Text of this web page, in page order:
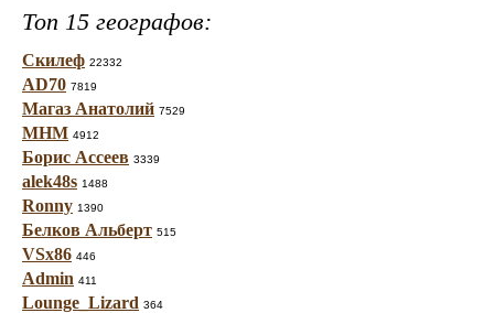
Топ 15 географов:
Скилеф 22332
AD70 7819
Магаз Анатолий 7529
МНМ 4912
Борис Ассеев 3339
alek48s 1488
Ronny 1390
Белков Альберт 515
VSx86 446
Admin 411
Lounge_Lizard 364